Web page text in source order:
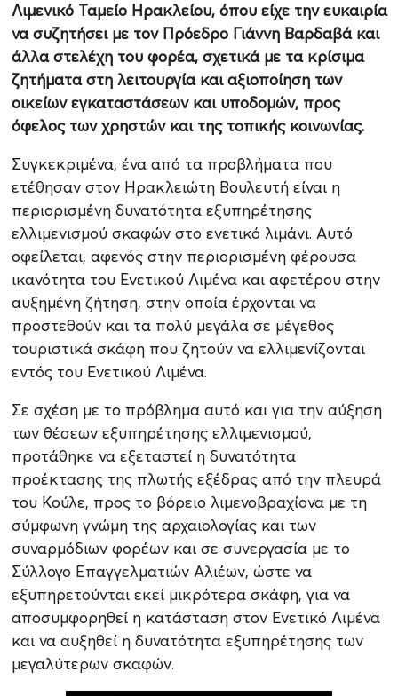
Λιμενικό Ταμείο Ηρακλείου, όπου είχε την ευκαιρία
να συζητήσει με τον Πρόεδρο Γιάννη Βαρδαβά και
άλλα στελέχη του φορέα, σχετικά με τα κρίσιμα
ζητήματα στη λειτουργία και αξιοποίηση των
οικείων εγκαταστάσεων και υποδομών, προς
όφελος των χρηστών και της τοπικής κοινωνίας.
Συγκεκριμένα, ένα από τα προβλήματα που
ετέθησαν στον Ηρακλειώτη Βουλευτή είναι η
περιορισμένη δυνατότητα εξυπηρέτησης
ελλιμενισμού σκαφών στο ενετικό λιμάνι. Αυτό
οφείλεται, αφενός στην περιορισμένη φέρουσα
ικανότητα του Ενετικού Λιμένα και αφετέρου στην
αυξημένη ζήτηση, στην οποία έρχονται να
προστεθούν και τα πολύ μεγάλα σε μέγεθος
τουριστικά σκάφη που ζητούν να ελλιμενίζονται
εντός του Ενετικού Λιμένα.
Σε σχέση με το πρόβλημα αυτό και για την αύξηση
των θέσεων εξυπηρέτησης ελλιμενισμού,
προτάθηκε να εξεταστεί η δυνατότητα
προέκτασης της πλωτής εξέδρας από την πλευρά
του Κούλε, προς το βόρειο λιμενοβραχίονα με τη
σύμφωνη γνώμη της αρχαιολογίας και των
συναρμόδιων φορέων και σε συνεργασία με το
Σύλλογο Επαγγελματιών Αλιέων, ώστε να
εξυπηρετούνται εκεί μικρότερα σκάφη, για να
αποσυμφορηθεί η κατάσταση στον Ενετικό Λιμένα
και να αυξηθεί η δυνατότητα εξυπηρέτησης των
μεγαλύτερων σκαφών.